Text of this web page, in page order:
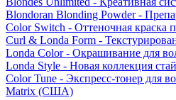
Blondoran Blonding Powder -
Color Switch - Оттеночная краска
Curl & Londa Form -
Londa Color - Окрашивание для
Londa Style - Новая коллекция
Color Tune - Экспресс-тонер для
Matrix (США)